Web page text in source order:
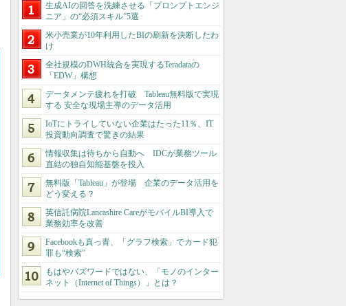
生成AIの回答を洗練させる「プロンプトエンジ
ニア」の“必須スキル”5選
米小売業が10年利用したBIの刷新を決断したわ
け
全社規模のDWH統合を実現するTeradataの
「EDW」構想
データメンテ疲れを打破 Tableau無料版で実現
する 安全な現場主導のデータ活用
IoTにトライしていない企業はたった11％、IT
投資動向調査で驚きの結果
情報収集は待ちから自動へ IDCが業務ツール
直結の独自知能基盤を投入
無料版「Tableau」が登場 企業のデータ活用を
どう変える？
英信託病院Lancashire CareがモバイルBI導入で
業務効率を改善
Facebookも真っ青、「グラフ検索」でカード犯
罪も“検索”
もはやバズワードではない、「モノのインター
ネット（Internet of Things）」とは？